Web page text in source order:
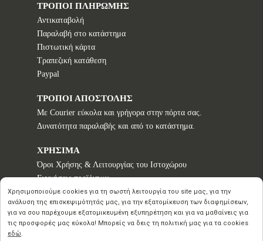
ΤΡΟΠΟΙ ΠΛΗΡΩΜΗΣ
Αντικαταβολή
Παραλαβή στο κατάστημα
Πιστωτική κάρτα
Τραπεζική κατάθεση
Paypal
ΤΡΟΠΟΙ ΑΠΟΣΤΟΛΗΣ
Με Courier εύκολα και γρήγορα στην πόρτα σας.
Δυνατότητα παραλαβής και από το κατάστημα.
ΧΡΗΣΙΜΑ
Όροι Χρήσης & Λειτουργίας του Ιστοχώρου
Εγγυήσεις προϊόντων
Τρόποι παραγγελίας
Πολιτική επιστροφών - Δικαίωμα Υπαναχώρησης
Προστασία Προσωπικών Δεδομένων
Χρησιμοποιούμε cookies για τη σωστή λειτουργία του site μας, για την
ανάλυση της επισκεψιμότητάς μας, για την εξατομίκευση των διαφημίσεων,
για να σου παρέχουμε εξατομικευμένη εξυπηρέτηση και για να μαθαίνεις για
τις προσφορές μας εύκολα! Μπορείς να δεις τη πολιτική μας για τα cookies
εδώ.